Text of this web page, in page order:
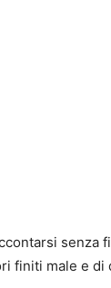
male e